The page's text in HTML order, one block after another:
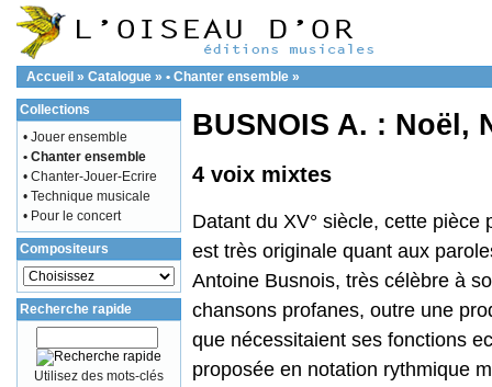
Accueil » Catalogue » • Chanter ensemble »
BUSNOIS A. : Noël,
4 voix mixtes
Datant du XV° siècle, cette pièce
est très originale quant aux
Antoine Busnois, très célèbre à
chansons profanes, outre une
que nécessitaient ses fonctions
proposée en notation rythmique
Collections
• Jouer ensemble
• Chanter ensemble
• Chanter-Jouer-Ecrire
• Technique musicale
• Pour le concert
Compositeurs
Recherche rapide
Utilisez des mots-clés